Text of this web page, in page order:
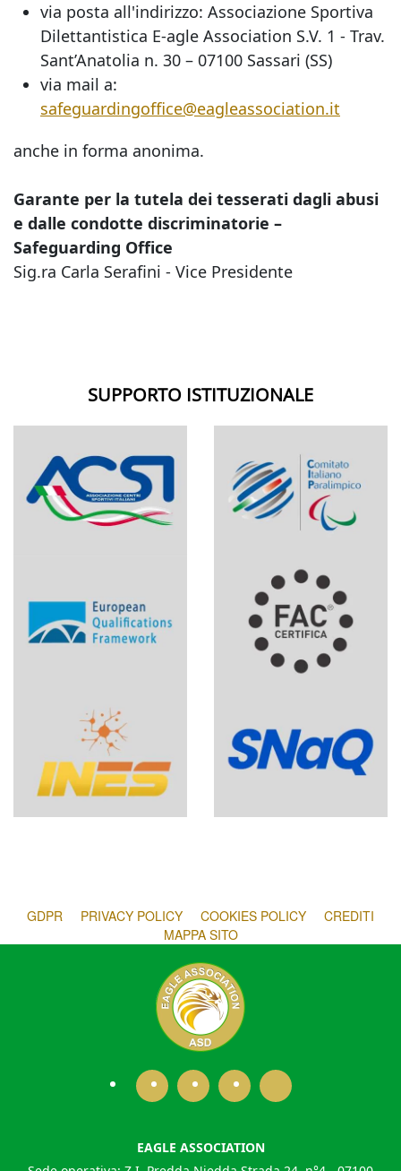
via posta all'indirizzo: Associazione Sportiva
Dilettantistica E-agle Association S.V. 1 - Trav.
Sant’Anatolia n. 30 – 07100 Sassari (SS)
via mail a:
safeguardingoffice@eagleassociation.it
anche in forma anonima.
Garante per la tutela dei tesserati dagli abusi
e dalle condotte discriminatorie –
Safeguarding Office
Sig.ra Carla Serafini - Vice Presidente
SUPPORTO ISTITUZIONALE
GDPR PRIVACY POLICY COOKIES POLICY
CREDITI
MAPPA SITO
EAGLE ASSOCIATION